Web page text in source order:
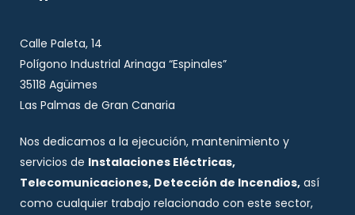
Calle Paleta, 14
Polígono Industrial Arinaga “Espinales”
35118 Agüimes
Las Palmas de Gran Canaria
Nos dedicamos a la ejecución, mantenimiento y
servicios de Instalaciones Eléctricas,
Telecomunicaciones, Detección de Incendios, así
como cualquier trabajo relacionado con este sector,